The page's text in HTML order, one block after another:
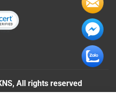
to open certificate
All rights reserved